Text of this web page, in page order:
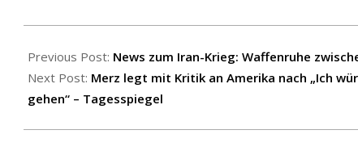
05-
16
Previous Post: News zum Iran-Krieg: Waffenruhe
Next Post: Merz legt mit Kritik an Amerika nach „Ich
gehen“ – Tagesspiegel